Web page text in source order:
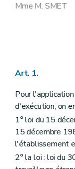
Mme M. SMET
Art. 1.
Pour
d'exécution, on
1° loi du 15
15 décembre
l'établissement
2° la loi : loi du